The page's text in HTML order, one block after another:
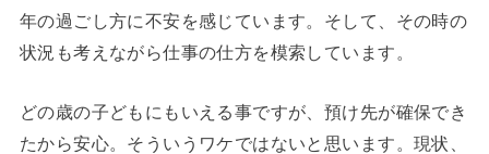
年の過ごし方に不安を感じています。そして、その時の
状況も考えながら仕事の仕方を模索しています。
どの歳の子どもにもいえる事ですが、預け先が確保でき
たから安心。そういうワケではないと思います。現状、